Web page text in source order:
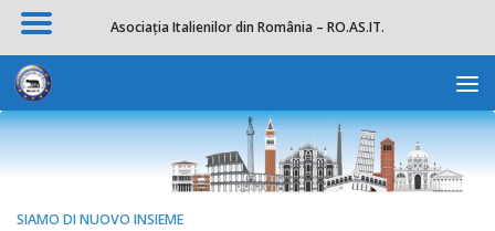
Skip to content
SIAMO DI NUOVO INSIEME
Asociația Italienilor din România – RO.AS.IT.